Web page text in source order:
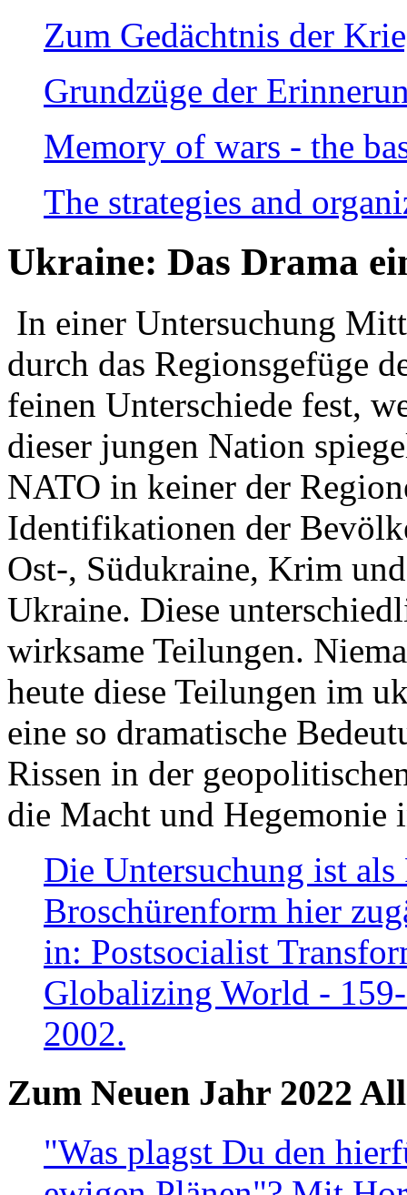
Zum Gedächtnis der
Grundzüge der
Memory of wars - the
The strategies and
Ukraine: Das Drama
In einer Untersuchung
durch das Regionsgefüge
feinen Unterschiede fest,
dieser jungen Nation
NATO in keiner der
Identifikationen der
Ost-, Südukraine, Krim
Ukraine. Diese
wirksame Teilungen.
heute diese Teilungen im
eine so dramatische
Rissen in der
die Macht und Hegemonie
Die Untersuchung ist
Broschürenform hier
in: Postsocialist
Globalizing World -
2002.
Zum Neuen Jahr 2022
"Was plagst Du den